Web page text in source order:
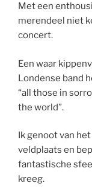
Met een
merendeel niet
concert.
Een waar
Londense band
“all those in
the world”.
Ik genoot van
veldplaats en
fantastische
kreeg.